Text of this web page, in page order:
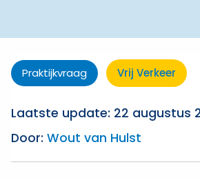
Praktijkvraag Vrij Verkeer
Laatste update: 22 augustus
Door: Wout van Hulst